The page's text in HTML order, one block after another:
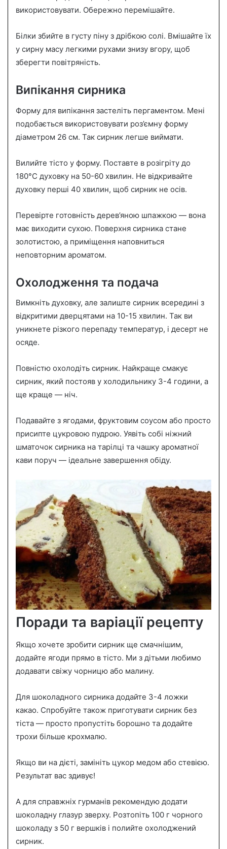
використовувати. Обережно перемішайте.
Білки збийте в густу піну з дрібкою солі. Вмішайте їх
у сирну масу легкими рухами знизу вгору, щоб
зберегти повітряність.
Випікання сирника
Форму для випікання застеліть пергаментом. Мені
подобається використовувати роз’ємну форму
діаметром 26 см. Так сирник легше виймати.
Вилийте тісто у форму. Поставте в розігріту до
180°C духовку на 50-60 хвилин. Не відкривайте
духовку перші 40 хвилин, щоб сирник не осів.
Перевірте готовність дерев’яною шпажкою — вона
має виходити сухою. Поверхня сирника стане
золотистою, а приміщення наповниться
неповторним ароматом.
Охолодження та подача
Вимкніть духовку, але залиште сирник всередині з
відкритими дверцятами на 10-15 хвилин. Так ви
уникнете різкого перепаду температур, і десерт не
осяде.
Повністю охолодіть сирник. Найкраще смакує
сирник, який постояв у холодильнику 3-4 години, а
ще краще — ніч.
Подавайте з ягодами, фруктовим соусом або просто
присипте цукровою пудрою. Уявіть собі ніжний
шматочок сирника на тарілці та чашку ароматної
кави поруч — ідеальне завершення обіду.
Поради та варіації рецепту
Якщо хочете зробити сирник ще смачнішим,
додайте ягоди прямо в тісто. Ми з дітьми любимо
додавати свіжу чорницю або малину.
Для шоколадного сирника додайте 3-4 ложки
какао. Спробуйте також приготувати сирник без
тіста — просто пропустіть борошно та додайте
трохи більше крохмалю.
Якщо ви на дієті, замініть цукор медом або стевією.
Результат вас здивує!
А для справжніх гурманів рекомендую додати
шоколадну глазур зверху. Розтопіть 100 г чорного
шоколаду з 50 г вершків і полийте охолоджений
сирник.